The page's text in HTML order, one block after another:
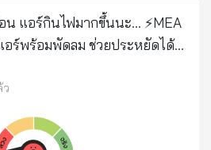
status/13190910
น แอร์กินไฟมากขึ้นนะ... ⚡️MEA
อร์พร้อมพัดลม ช่วยประหยัดได้
ต่จะประหยัดไฟได้มากหรือน้อย